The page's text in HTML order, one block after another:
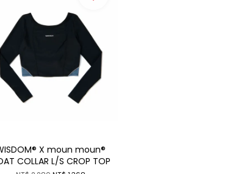
X moun moun®
COLLAR L/S CROP TOP